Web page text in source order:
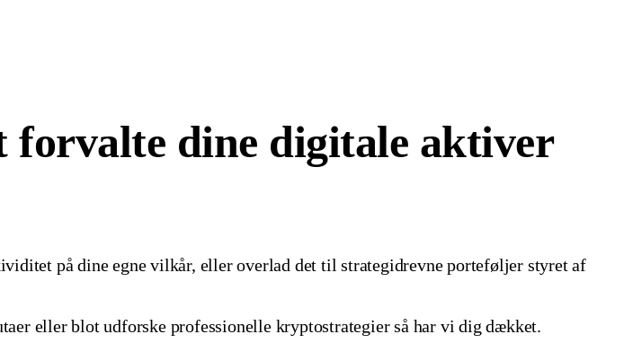
dine digitale aktiver
på dine egne vilkår, eller overlad det til strategidrevne porteføljer styret af
eller blot udforske professionelle kryptostrategier så har vi dig dækket.